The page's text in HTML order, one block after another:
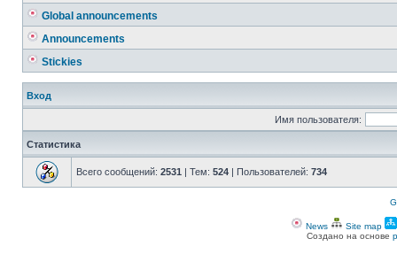
Global announcements
Announcements
Stickies
Вход
Имя пользователя:
Статистика
Всего сообщений: 2531 | Тем: 524 | Пользователей: 734
News Site map
Создано на основе